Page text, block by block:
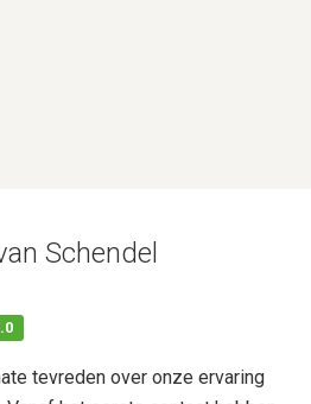
Schendel
tevreden over onze ervaring